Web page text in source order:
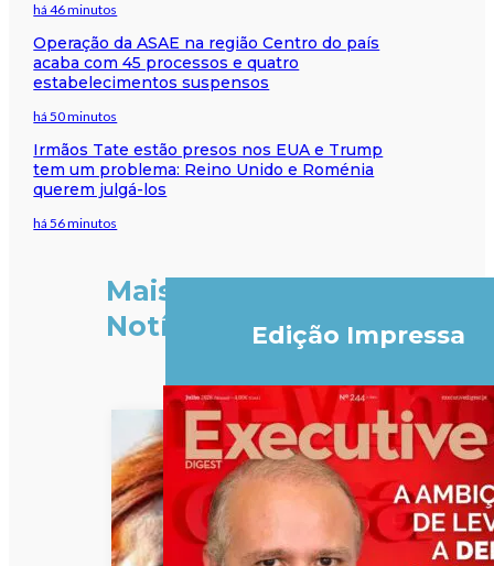
há 46 minutos
Operação da ASAE na região Centro do país
acaba com 45 processos e quatro
estabelecimentos suspensos
há 50 minutos
Irmãos Tate estão presos nos EUA e Trump
tem um problema: Reino Unido e Roménia
querem julgá-los
há 56 minutos
Mais
Notícias
Edição Impressa